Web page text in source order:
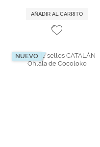
AÑADIR AL CARRITO
NUEVO